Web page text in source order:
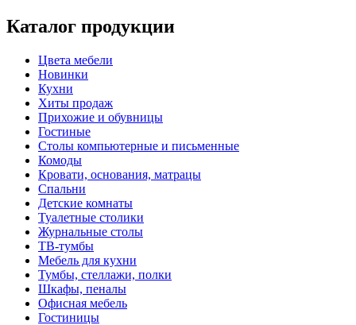
Каталог продукции
Цвета мебели
Новинки
Кухни
Хиты продаж
Прихожие и обувницы
Гостиные
Столы компьютерные и письменные
Комоды
Кровати, основания, матрацы
Спальни
Детские комнаты
Туалетные столики
Журнальные столы
ТВ-тумбы
Мебель для кухни
Тумбы, стеллажи, полки
Шкафы, пеналы
Офисная мебель
Гостиницы